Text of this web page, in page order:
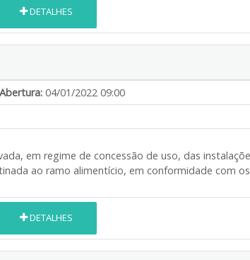
DETALHES
Abertura: 04/01/2022 09:00
em regime de concessão de uso, das
ao ramo alimentício, em conformidade com
DETALHES